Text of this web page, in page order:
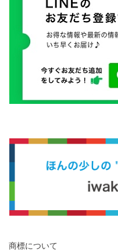
商標について